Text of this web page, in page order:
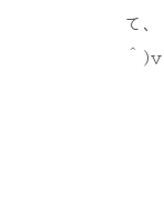
て
＾)v